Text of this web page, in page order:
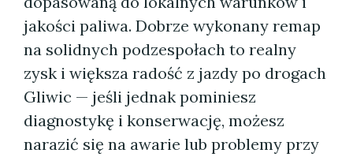
jakości paliwa. Dobrze wykonany remap
na solidnych podzespołach to realny
zysk i większa radość z jazdy po drogach
Gliwic — jeśli jednak pominiesz
diagnostykę i konserwację, możesz
narazić się na awarie lub problemy przy